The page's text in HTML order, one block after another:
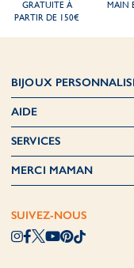
GRATUITE À
PARTIR DE 150€
MAIN
BIJOUX
AIDE
SERVICES
MERCI MAMAN
SUIVEZ-NOUS